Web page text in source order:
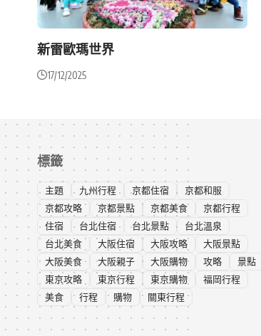
新雷歐瑪世界
17/12/2025
標籤
主題 九州行程 京都住宿
京都和服
京都攻略
京都景點 京都美食
京都行程
住宿
台北住宿 台北景點
台北溫泉
台北美食
大阪住宿 大阪攻略
大阪景點
大阪美食
大阪親子 大阪購物 攻略
景點
東京攻略
東京行程 東京購物
福岡行程
美食
行程 購物 關東行程